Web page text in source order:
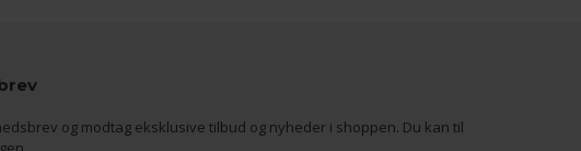
og modtag eksklusive tilbud og nyheder i shoppen. Du kan til